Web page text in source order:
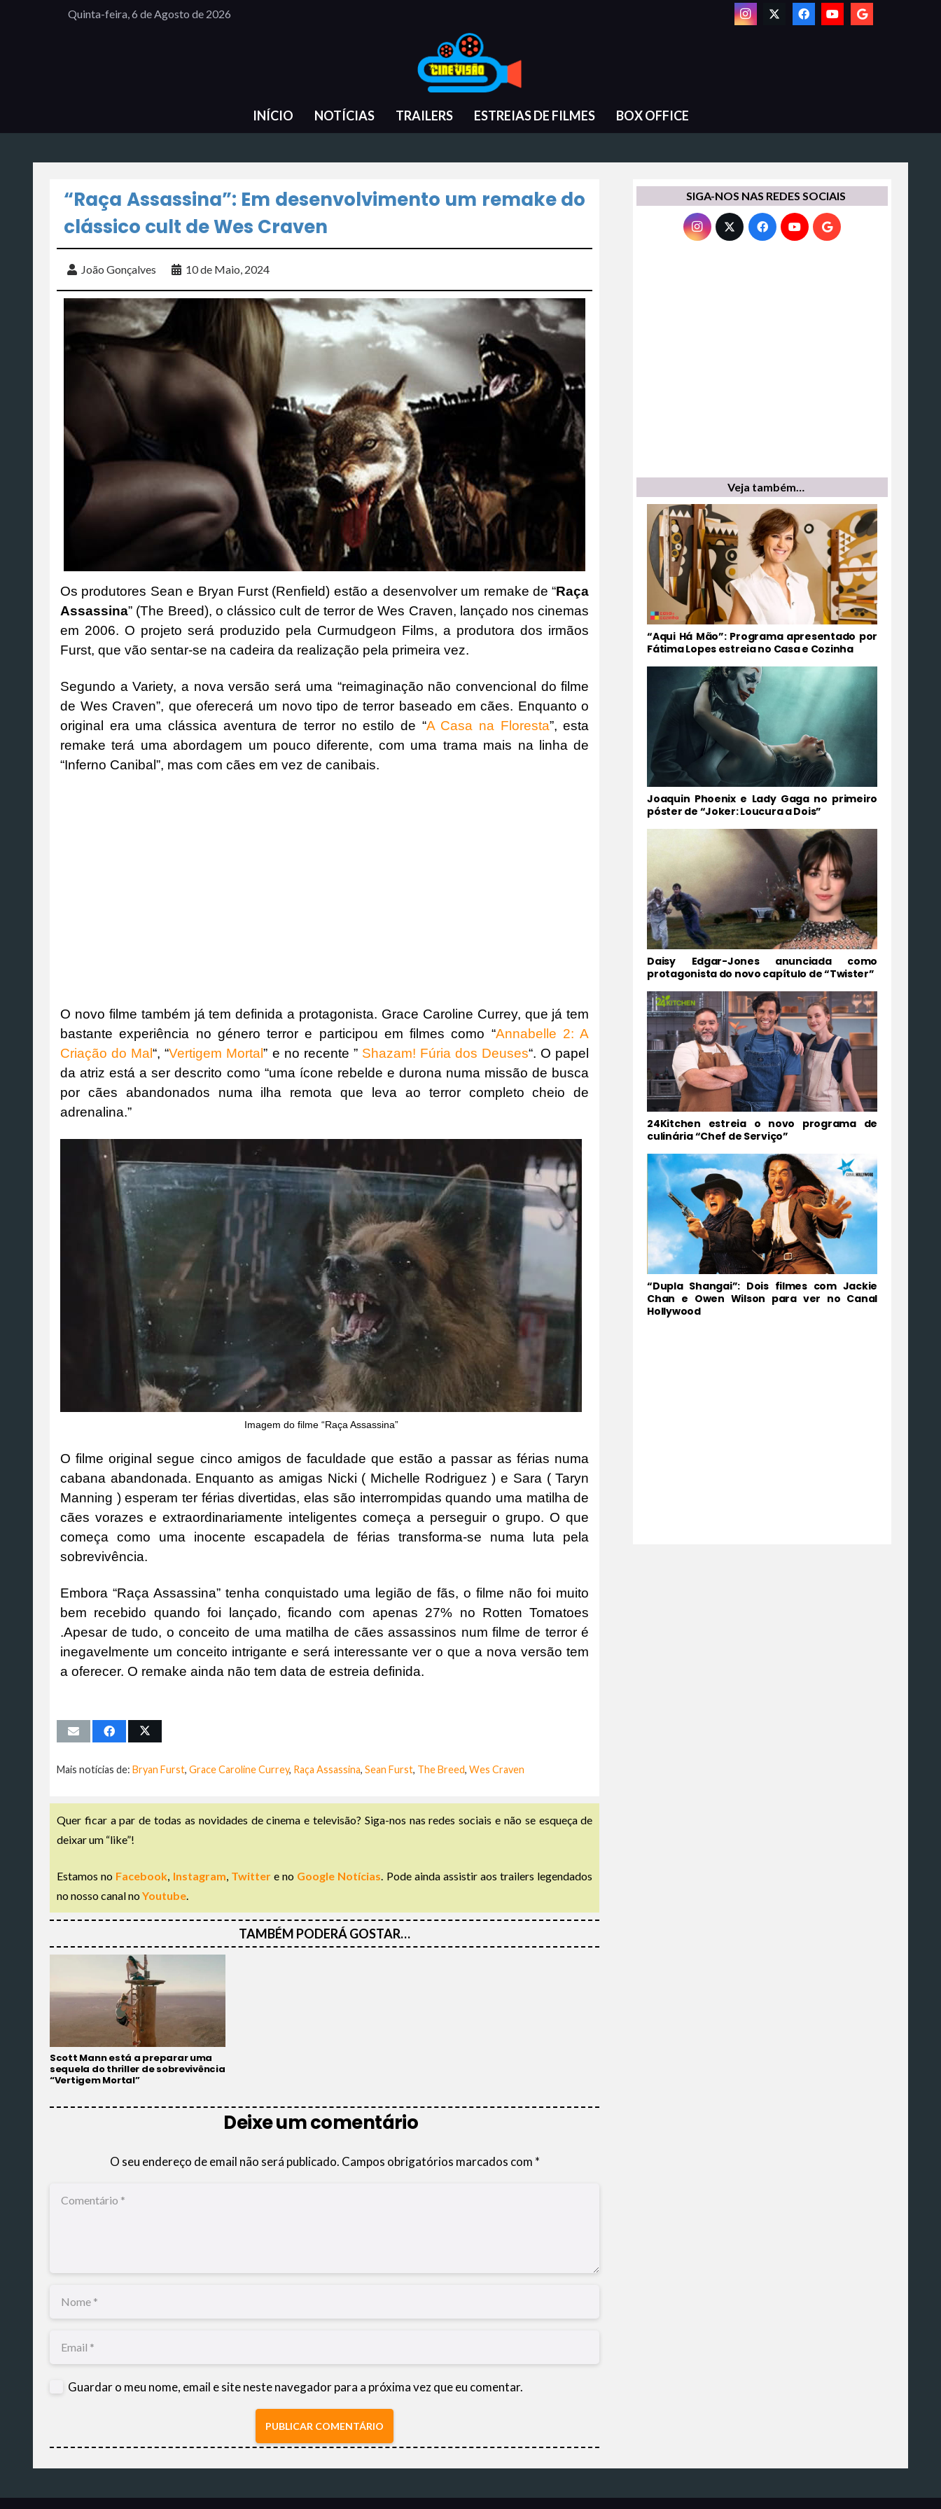
Quinta-feira, 6 de Agosto de 2026
INÍCIO NOTÍCIAS TRAILERS ESTREIAS DE FILMES BOX OFFICE
“Raça Assassina”: Em desenvolvimento um remake do
clássico cult de Wes Craven
João Gonçalves 10 de Maio, 2024
Os produtores Sean e Bryan Furst (Renfield) estão a desenvolver um remake de “Raça
Assassina” (The Breed), o clássico cult de terror de Wes Craven, lançado nos cinemas
em 2006. O projeto será produzido pela Curmudgeon Films, a produtora dos irmãos
Furst, que vão sentar-se na cadeira da realização pela primeira vez.
Segundo a Variety, a nova versão será uma “reimaginação não convencional do filme
de Wes Craven”, que oferecerá um novo tipo de terror baseado em cães. Enquanto o
original era uma clássica aventura de terror no estilo de “A Casa na Floresta”, esta
remake terá uma abordagem um pouco diferente, com uma trama mais na linha de
“Inferno Canibal”, mas com cães em vez de canibais.
O novo filme também já tem definida a protagonista. Grace Caroline Currey, que já tem
bastante experiência no género terror e participou em filmes como “Annabelle 2: A
Criação do Mal“, “Vertigem Mortal” e no recente ” Shazam! Fúria dos Deuses“. O papel
da atriz está a ser descrito como “uma ícone rebelde e durona numa missão de busca
por cães abandonados numa ilha remota que leva ao terror completo cheio de
adrenalina.”
Imagem do filme “Raça Assassina”
O filme original segue cinco amigos de faculdade que estão a passar as férias numa
cabana abandonada. Enquanto as amigas Nicki ( Michelle Rodriguez ) e Sara ( Taryn
Manning ) esperam ter férias divertidas, elas são interrompidas quando uma matilha de
cães vorazes e extraordinariamente inteligentes começa a perseguir o grupo. O que
começa como uma inocente escapadela de férias transforma-se numa luta pela
sobrevivência.
Embora “Raça Assassina” tenha conquistado uma legião de fãs, o filme não foi muito
bem recebido quando foi lançado, ficando com apenas 27% no Rotten Tomatoes
.Apesar de tudo, o conceito de uma matilha de cães assassinos num filme de terror é
inegavelmente um conceito intrigante e será interessante ver o que a nova versão tem
a oferecer. O remake ainda não tem data de estreia definida.
Mais notícias de: Bryan Furst, Grace Caroline Currey, Raça Assassina, Sean Furst, The Breed, Wes Craven
Quer ficar a par de todas as novidades de cinema e televisão? Siga-nos nas redes sociais e não se esqueça de
deixar um “like”!
Estamos no Facebook, Instagram, Twittere no Google Notícias. Pode ainda assistir aos trailers legendados
no nosso canal noYoutube.
TAMBÉM PODERÁ GOSTAR…
Scott Mann está a preparar uma
sequela do thriller de sobrevivência
“Vertigem Mortal”
Deixe um comentário
O seu endereço de email não será publicado. Campos obrigatórios marcados com *
Guardar o meu nome, email e site neste navegador para a próxima vez que eu comentar.
PUBLICAR COMENTÁRIO
SIGA-NOS NAS REDES SOCIAIS
Veja também…
“Aqui Há Mão”: Programa apresentado por
Fátima Lopes estreia no Casa e Cozinha
Joaquin Phoenix e Lady Gaga no primeiro
póster de “Joker: Loucura a Dois”
Daisy Edgar-Jones anunciada como
protagonista do novo capítulo de “Twister”
24Kitchen estreia o novo programa de
culinária “Chef de Serviço”
“Dupla Shangai”: Dois filmes com Jackie
Chan e Owen Wilson para ver no Canal
Hollywood